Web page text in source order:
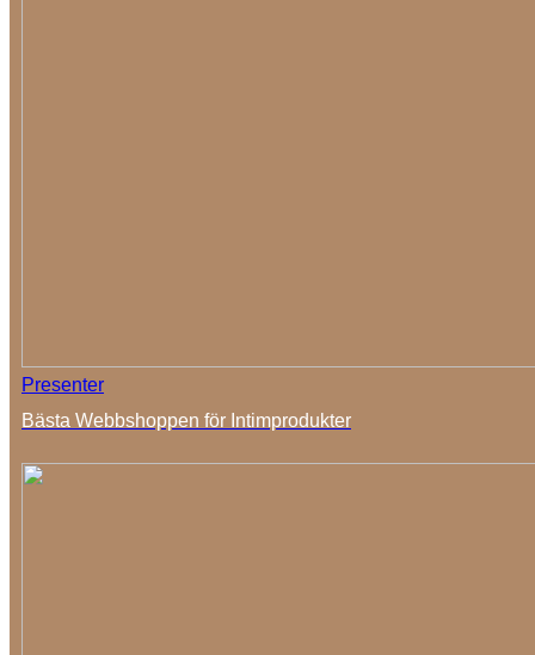
Presenter
Bästa Webbshoppen för Intimprodukter